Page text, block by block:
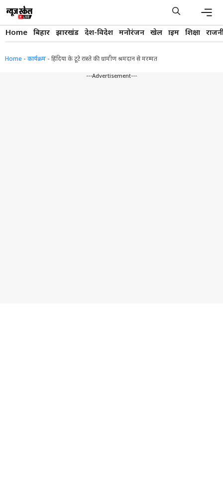
content
Home बिहार झारखंड देश-विदेश मनोरंजन खेल क्राइम शिक्षा
Home - कार्यक्रम - हिंदिया के टूटे रास्ते की ग्रामीण श्रमदान से मरम्मत
---Advertisement---